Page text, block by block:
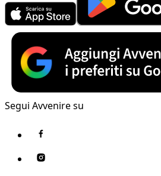
Segui Avvenire su